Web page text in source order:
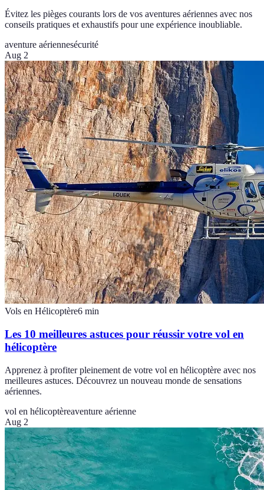
Évitez les pièges courants lors de vos aventures aériennes avec nos
conseils pratiques et exhaustifs pour une expérience inoubliable.
aventure aériennesécurité
Aug 2
Vols en Hélicoptère6 min
Les 10 meilleures astuces pour réussir votre vol en
hélicoptère
Apprenez à profiter pleinement de votre vol en hélicoptère avec nos
meilleures astuces. Découvrez un nouveau monde de sensations
aériennes.
vol en hélicoptèreaventure aérienne
Aug 2